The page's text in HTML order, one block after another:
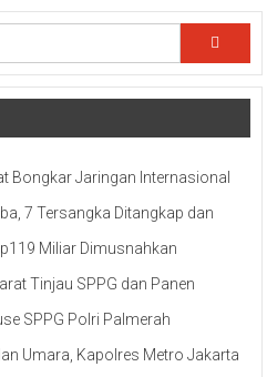
Bongkar Jaringan Internasional
7 Tersangka Ditangkap dan
Miliar Dimusnahkan
Tinjau SPPG dan Panen
SPPG Polri Palmerah
Umara, Kapolres Metro Jakarta